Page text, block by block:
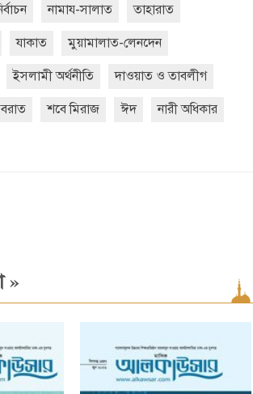
নামায-সালাত তাহারাত
যাকাত মুয়ামালাত-লেনদেন
ইসলামী অর্থনীতি দাওয়াত ও তাবলীগ
শবে মিরাজ ঈদ নারী অধিকার
»